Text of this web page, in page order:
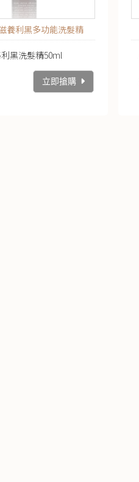
養利黑多功能洗髮精
利黑洗髮精50ml
立即搶購